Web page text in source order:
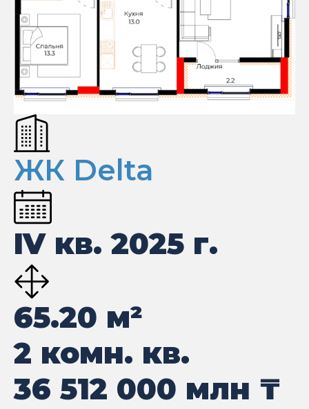
ЖК Delta
IV кв. 2025 г.
65.20 м²
2 комн. кв.
36 512 000 млн ₸